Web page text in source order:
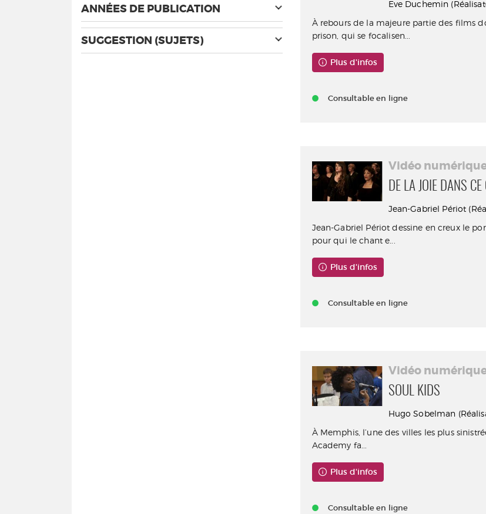
Eve Duchemin
À rebours de la majeure partie des films
prison, qui se focalisen...
Plus d'infos
Consultable en ligne
Vidéo
DE LA JOIE DANS CE
Jean-Gabriel Périot
Jean-Gabriel Périot dessine en creux le
pour qui le chant e...
Plus d'infos
Consultable en ligne
Vidéo
SOUL KIDS
Hugo Sobelman
À Memphis, l’une des villes les plus
Academy fa...
Plus d'infos
Consultable en ligne
ANNÉES DE PUBLICATION
SUGGESTION (SUJETS)